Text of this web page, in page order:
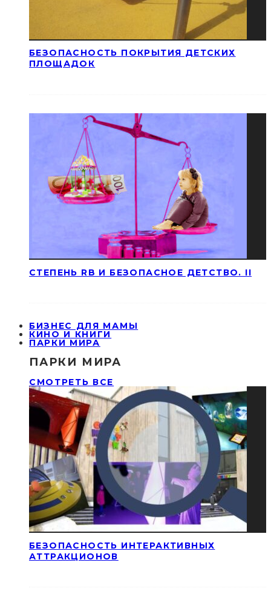
БЕЗОПАСНОСТЬ ПОКРЫТИЯ ДЕТСКИХ
ПЛОЩАДОК
СТЕПЕНЬ RB И БЕЗОПАСНОЕ ДЕТСТВО. II
БИЗНЕС ДЛЯ МАМЫ
КИНО И КНИГИ
ПАРКИ МИРА
ПАРКИ МИРА
СМОТРЕТЬ ВСЕ
БЕЗОПАСНОСТЬ ИНТЕРАКТИВНЫХ
АТТРАКЦИОНОВ